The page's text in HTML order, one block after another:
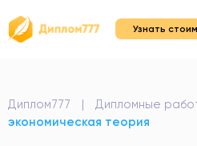
Узнать
Диплом777 | Дипломные
экономическая теория